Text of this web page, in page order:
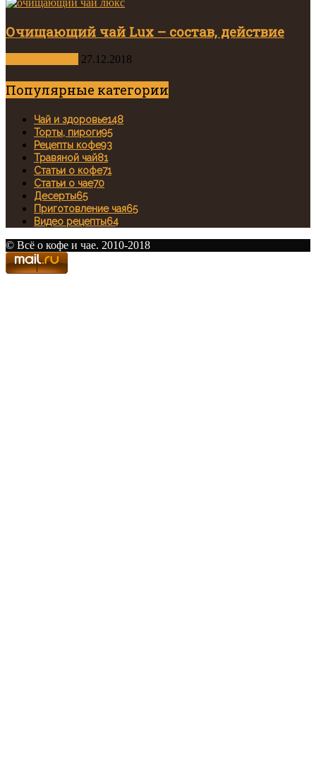
Очищающий чай Lux – состав, действие
27.12.2018
Популярные категории
Чай и здоровье148
Торты, пироги95
Рецепты кофе93
Травяной чай81
Статьи о кофе71
Статьи о чае70
Десерты65
Приготовление чая65
Видео рецепты64
© Всё о кофе и чае. 2010-2018